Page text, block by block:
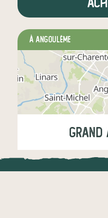
à Angoulême
Grand